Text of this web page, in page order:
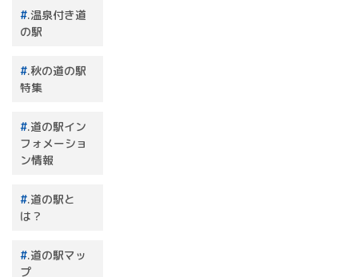
.温泉付き道
の駅
.秋の道の駅
特集
.道の駅イン
フォメーショ
ン情報
.道の駅と
は？
.道の駅マッ
プ